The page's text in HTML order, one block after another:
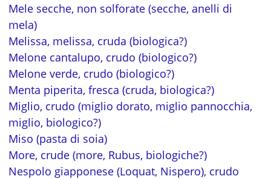
Mele secche, non solforate (secche, anelli di
mela)
Melissa, melissa, cruda (biologica?)
Melone cantalupo, crudo (biologico?)
Melone verde, crudo (biologico?)
Menta piperita, fresca (cruda, biologica?)
Miglio, crudo (miglio dorato, miglio pannocchia,
miglio, biologico?)
Miso (pasta di soia)
More, crude (more, Rubus, biologiche?)
Nespolo giapponese (Loquat, Nispero), crudo